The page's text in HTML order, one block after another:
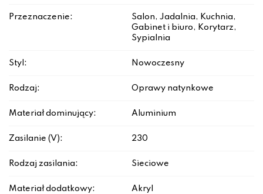
Przeznaczenie:
Salon, Jadalnia, Kuchnia,
Gabinet i biuro, Korytarz,
Sypialnia
Styl: Nowoczesny
Rodzaj: Oprawy natynkowe
Materiał dominujący: Aluminium
Zasilanie (V): 230
Rodzaj zasilania: Sieciowe
Materiał dodatkowy: Akryl